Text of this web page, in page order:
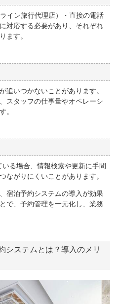
イン旅行代理店）・直接の電話
対応する必要があり、それぞれ
ます。
追いつかないことがあります。
スタッフの仕事量やオペレーシ
。
る場合、情報検索や更新に手間
ながりにくいことがあります。
宿泊予約システムの導入が効果
で、予約管理を一元化し、業務
システムとは？導入のメリ